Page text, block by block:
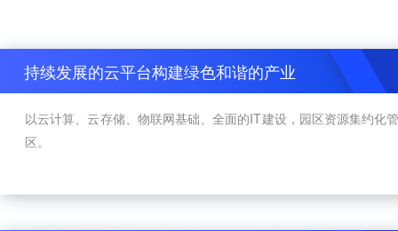
持续发展的云平台构建绿色和谐的产业
以云计算、云存储、物联网基础、全面的IT建设，园区资源集约化
区。